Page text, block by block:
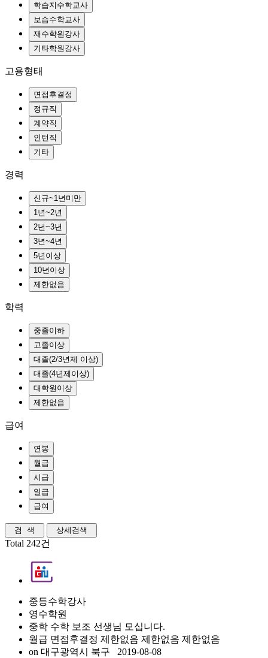
고용형태
경력
학력
급여
Total 242건
중등수학강사
영수학원
중학 수학 보조 선생님 모십니다.
월급 면접후결정 제한없음 제한없음 제한없음
on 대구광역시 북구 2019-08-08